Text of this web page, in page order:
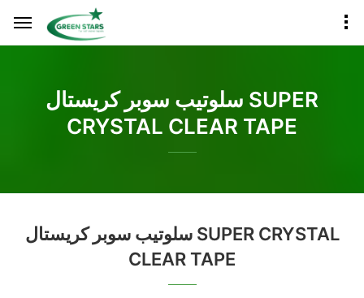
سلوتيب سوبر كريستال SUPER
CRYSTAL CLEAR TAPE
سلوتيب سوبر كريستال SUPER CRYSTAL
CLEAR TAPE